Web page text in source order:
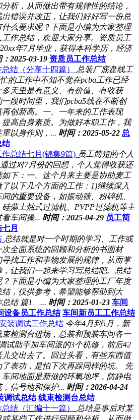
析，从而做出带有规律性的结论，
错误并改正，让我们好好写一份总
么要求呢？下面是小编为大家整理
作总结，欢迎大家分享。资质员工
年7月毕业，获得本科学历，经济
2025-03-19 资质员工作总结
结（分享十四篇）
总装厂底盘线工
的工作中不知不觉在pcba工作已经
天里是有意义、有价值、有收获
段时间里，我们pcba5线在不断创
创新高。一、一年来的工作表现
提高自身素质。为做好本职工作，我
以身作则，... 时间：2025-05-22 总
结
总结七月(锦集9篇) 员工简短的个人
过对7月份的回想，个人觉得收获还
下：一、这个月来主要是协助麦工
以下几个方面的工作：1)继续深入
的重要设备，如振动筛、粉碎机、
藻土烛式过滤机、PVPP过滤机等主
车间操... 时间：2025-04-29 员工简
月
总结就是对一个时期的学习、工作或
全面系统的回顾和分析的书面材
找工作和事物发展的规律，从而掌
让我们一起来学习写总结吧。总结
下面是小编为大家整理的工厂年度
，仅供参考，希望能够帮助到大
总结 篇1 ... 时间：2025-01-23 车间
设备员工作总结 车间新员工工作总结
装调试工作总结 今年4月到5月，新
束检测台进场，总装和预装车间各一
试助手加车间派的3个机修，前后42
儿交出去了。回过头看，有些东西值
表功，是怕下次再踩同样的坑。 先
间地面是新做的环氧地坪，防静电
信号地和保护... 时间：2026-04-24
调试总结 线束检测台总结
结（汇编十一篇）
总结是事后对某